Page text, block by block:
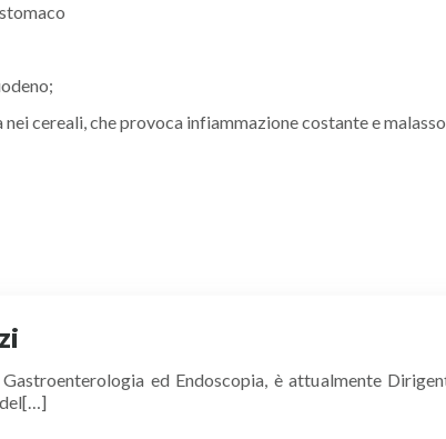
cereali, che provoca infiammazione costante e
ed Endoscopia, è attualmente